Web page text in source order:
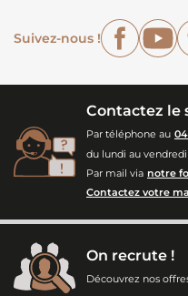
Suivez-nous !
Contactez le
Par téléphone au
du lundi au vendredi
Par mail via notre
Contactez votre
On recrute !
Découvrez nos